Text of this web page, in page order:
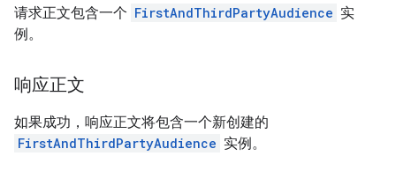
请求正文包含一个 FirstAndThirdPartyAudience 实
例。
响应正文
如果成功，响应正文将包含一个新创建的
FirstAndThirdPartyAudience 实例。